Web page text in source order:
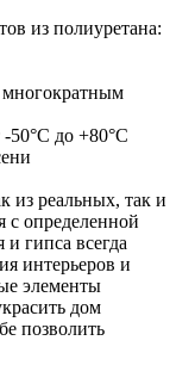
из полиуретана:
многократным
-50°С до +80°С
из реальных, так и
определенной
гипса всегда
интерьеров и
элементы
дом
позволить